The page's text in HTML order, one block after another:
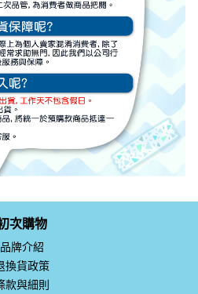
次購物
品牌介紹
換貨政策
款與細則